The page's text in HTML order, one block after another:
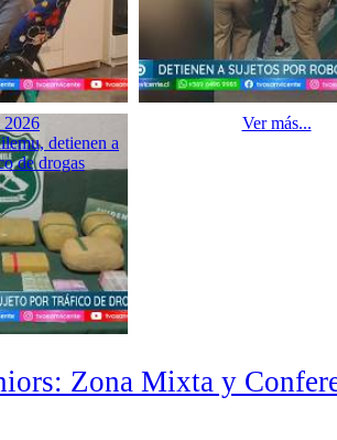
2026
detienen a
de drogas
Ver más...
Zona Mixta y